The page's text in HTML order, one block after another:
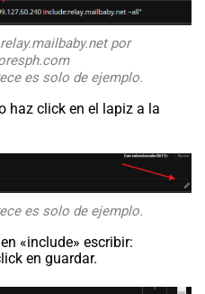
por
es solo de ejemplo.
haz click en el lapiz a la
es solo de ejemplo.
«include» escribir:
en guardar.